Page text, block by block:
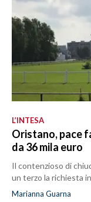
L’INTESA
Oristano, pace
da 36 mila euro
Il contenzioso di
un terzo la richiesta
Marianna Guarna